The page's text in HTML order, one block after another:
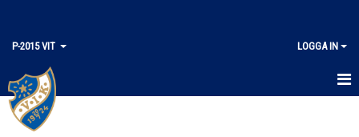
P-2015 VIT LOGGA IN
HEM